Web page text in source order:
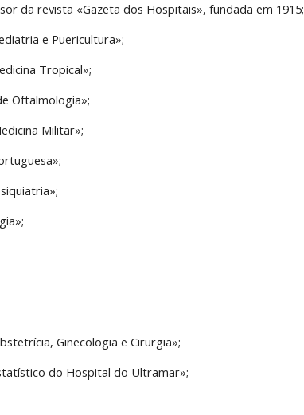
da revista «Gazeta dos Hospitais», fundada em 1915;
e Puericultura»;
Tropical»;
Oftalmologia»;
Militar»;
Ginecologia e Cirurgia»;
do Hospital do Ultramar»;